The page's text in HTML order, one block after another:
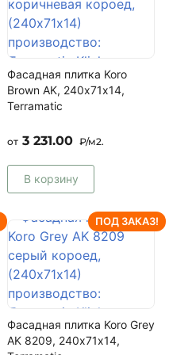
Фасадная плитка Koro
Brown AK, 240х71х14,
Terramatic
от 3 231.00 ₽/м2.
В корзину
ПОД ЗАКАЗ!
Фасадная плитка Koro Grey
AK 8209, 240х71х14,